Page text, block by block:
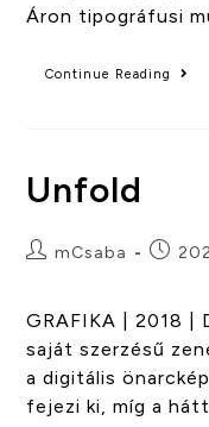
Áron tipográfusi
Continue Reading
Unfold
mCsaba
GRAFIKA | 2018 |
saját szerzésű
a digitális
fejezi ki, míg a